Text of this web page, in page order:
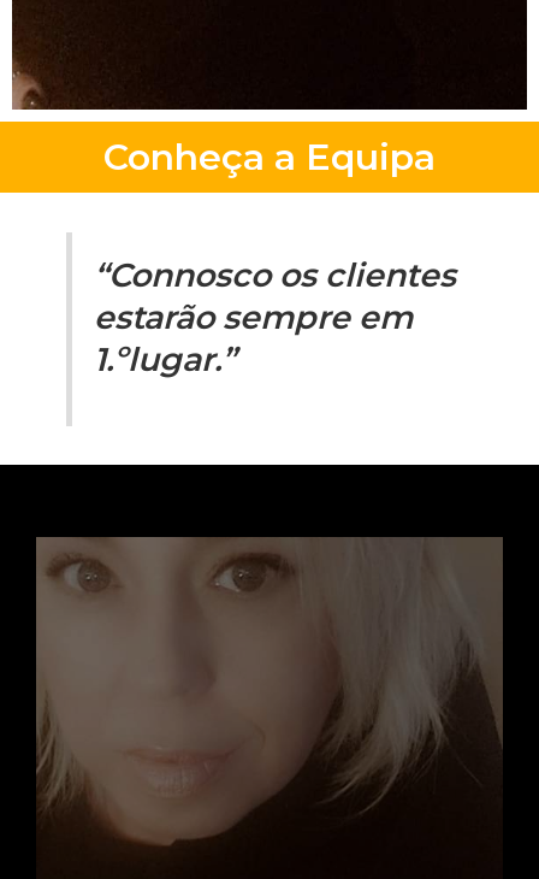
Conheça a Equipa
“Connosco os clientes
estarão sempre em
1.ºlugar.”